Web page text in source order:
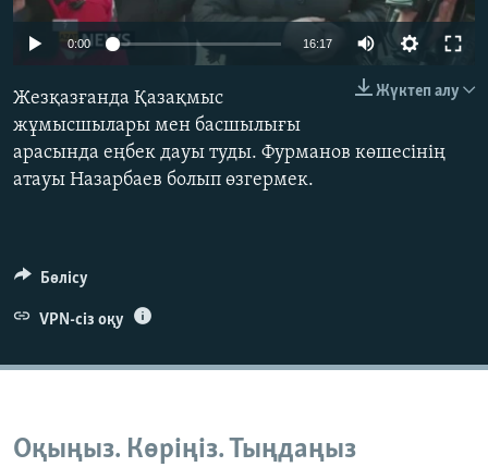
ЖАЗЫЛЫҢЫЗ
Басқа тілдерде
0:00 16:17
Жүктеп алу
Жезқазғанда Қазақмыс
жұмысшылары мен басшылығы
арасында еңбек дауы туды. Фурманов көшесінің
атауы Назарбаев болып өзгермек.
Бөлісу
VPN-сіз оқу
Оқыңыз. Көріңіз. Тыңдаңыз